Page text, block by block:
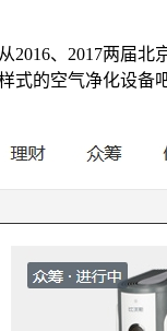
2016、2017两届
的空气净化设